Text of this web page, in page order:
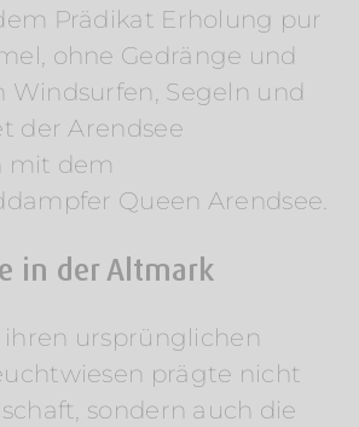
Prädikat Erholung pur
ohne Gedränge und
Windsurfen, Segeln und
der Arendsee
mit dem
Queen Arendsee.
in der Altmark
ursprünglichen
prägte nicht
sondern auch die